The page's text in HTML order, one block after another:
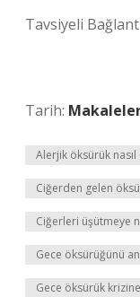
Tavsiyeli
Tarih:
Alerjik öksürük
Ciğerden gelen
Ciğerleri üşütmeye
Gece öksürüğünü
Gece öksürük